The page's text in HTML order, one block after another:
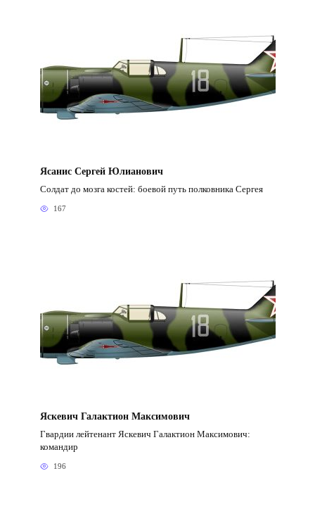
Ясанис Сергей Юлианович
Солдат до мозга костей: боевой путь полковника Сергея
167
Яскевич Галактион Максимович
Гвардии лейтенант Яскевич Галактион Максимович:
командир
196